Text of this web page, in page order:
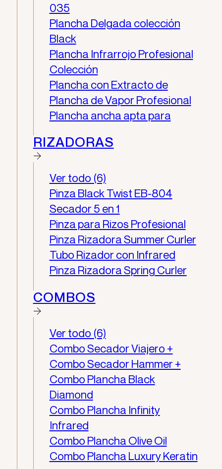
035
Plancha Delgada colección
Black
Plancha Infrarrojo Profesional
Colección
Plancha con Extracto de
Plancha de Vapor Profesional
Plancha ancha apta para
RIZADORAS
Ver todo (6)
Pinza Black Twist EB-804
Secador 5 en 1
Pinza para Rizos Profesional
Pinza Rizadora Summer Curler
Tubo Rizador con Infrared
Pinza Rizadora Spring Curler
COMBOS
Ver todo (6)
Combo Secador Viajero +
Combo Secador Hammer +
Combo Plancha Black
Diamond
Combo Plancha Infinity
Infrared
Combo Plancha Olive Oil
Combo Plancha Luxury Keratin